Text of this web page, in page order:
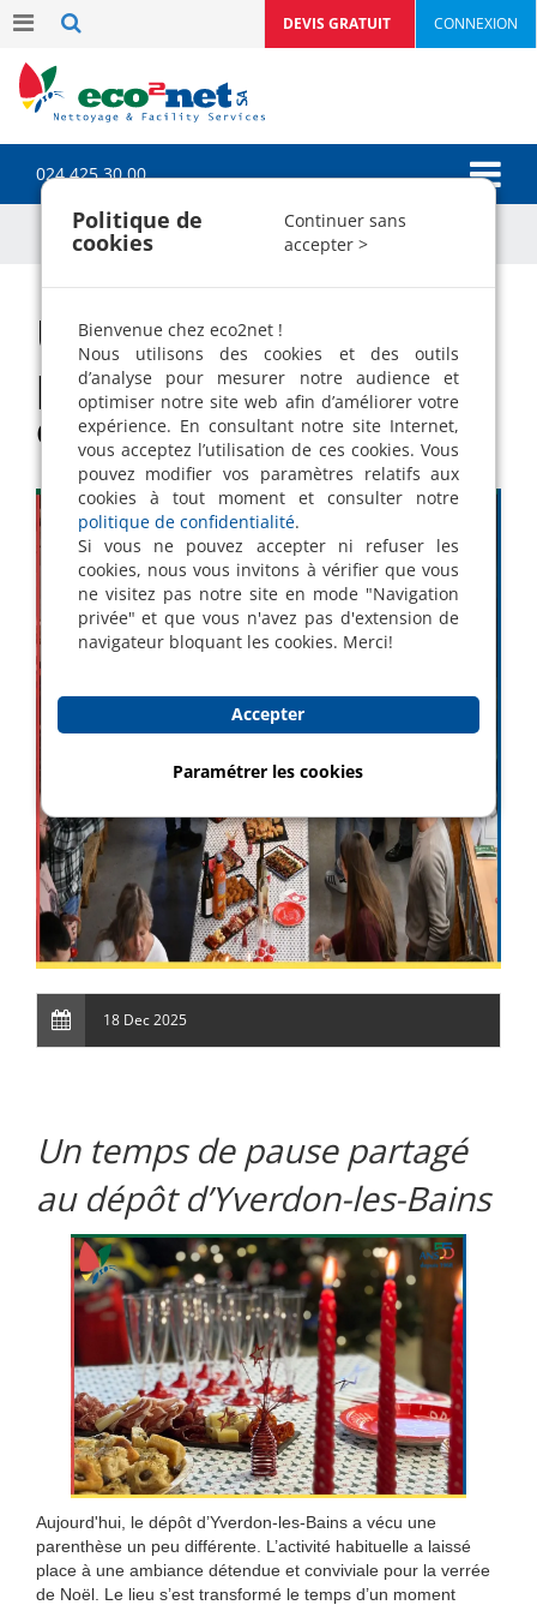
CONNEXION
DEVIS GRATUIT
024 425 30 00
Un moment partagé
pour clore l’année,
ensemble
18 Dec 2025
Un temps de pause partagé
au dépôt d’Yverdon-les-Bains
Aujourd'hui, le dépôt d’Yverdon-les-Bains a vécu une
parenthèse un peu différente. L’activité habituelle a laissé
place à une ambiance détendue et conviviale pour la verrée
de Noël. Le lieu s’est transformé le temps d’un moment
Politique de
cookies
Continuer sans
accepter >
Bienvenue chez eco2net !
Nous utilisons des cookies et des outils
d’analyse pour mesurer notre audience et
optimiser notre site web afin d’améliorer votre
expérience. En consultant notre site Internet,
vous acceptez l’utilisation de ces cookies. Vous
pouvez modifier vos paramètres relatifs aux
cookies à tout moment et consulter notre
politique de confidentialité.
Si vous ne pouvez accepter ni refuser les
cookies, nous vous invitons à vérifier que vous
ne visitez pas notre site en mode "Navigation
privée" et que vous n'avez pas d'extension de
navigateur bloquant les cookies. Merci!
Accepter
Paramétrer les cookies